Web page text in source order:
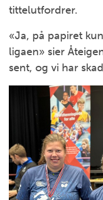
tittelutfordrer.
«Ja, på papiret
ligaen» sier
sent, og vi har